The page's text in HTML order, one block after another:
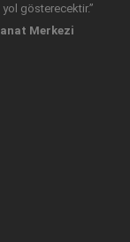
gösterecektir.”
Merkezi